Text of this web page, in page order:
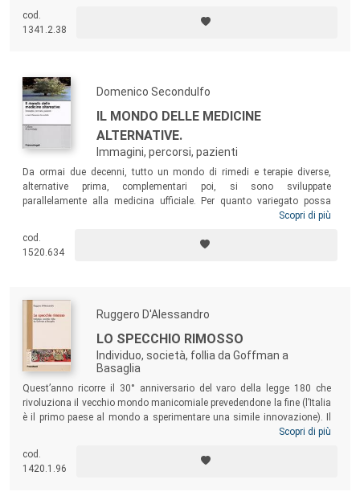
della relazione medico-paziente, nonché sull’importanza di ascoltare e
comprendere la sofferenza delle persone.
cod.
1341.2.38
Domenico Secondulfo
IL MONDO DELLE MEDICINE
ALTERNATIVE.
Immagini, percorsi, pazienti
Da ormai due decenni, tutto un mondo di rimedi e terapie diverse,
alternative prima, complementari poi, si sono sviluppate
parallelamente alla medicina ufficiale. Per quanto variegato possa
essere questo universo parallelo della cura, esistono delle
varie terapie proposte, ma soprattutto nel modo in cui esse muovono
le proprie strategie di cura e guarigione, almeno dal punto di vista di
Scopri di più
cod.
1520.634
Ruggero D'Alessandro
LO SPECCHIO RIMOSSO
Individuo, società, follia da Goffman a
Basaglia
Quest’anno ricorre il 30° anniversario del varo della legge 180 che
rivoluziona il vecchio mondo manicomiale prevedendone la fine (l’Italia
è il primo paese al mondo a sperimentare una simile innovazione). Il
libro cerca di analizzare questa significativa esperienza nell’intento di
sofferenza mentale cercando di entrare nel suo mondo, senza pretese
di superiorità o vezzi autoritari.
Scopri di più
cod.
1420.1.96